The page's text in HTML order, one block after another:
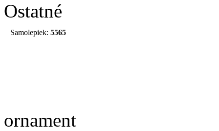
Ostatné
Samolepiek: 5565
ornament